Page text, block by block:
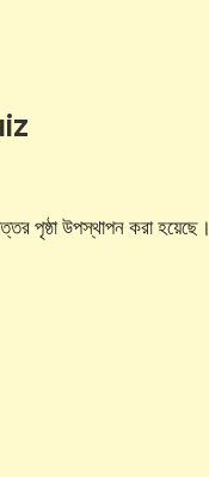
পৃষ্ঠা উপস্থাপন করা হয়েছে।